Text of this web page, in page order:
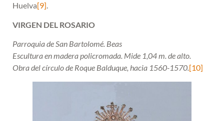
Huelva[9].
VIRGEN DEL ROSARIO
Parroquia de San Bartolomé. Beas
Escultura en madera policromada. Mide 1,04 m. de alto.
Obra del círculo de Roque Balduque, hacia 1560-1570.[10]